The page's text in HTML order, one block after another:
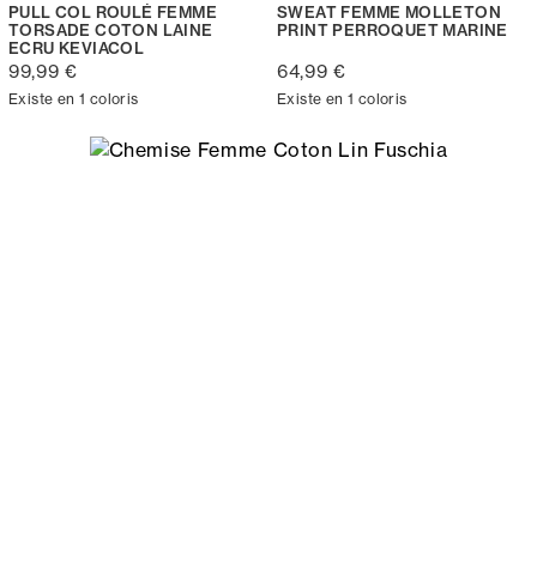
PULL COL ROULÉ FEMME
TORSADE COTON LAINE
ECRU KEVIACOL
99,99 €
Existe en 1 coloris
SWEAT FEMME MOLLETON
PRINT PERROQUET MARINE
64,99 €
Existe en 1 coloris